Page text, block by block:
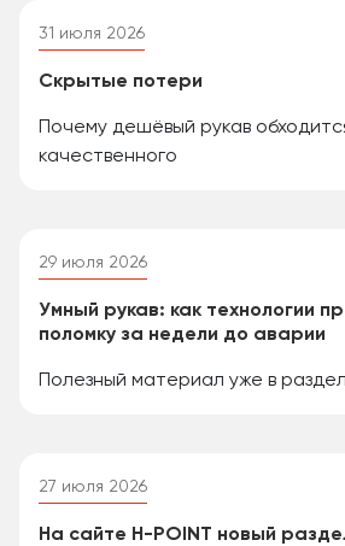
31 июля 2026
Скрытые потери
Почему дешёвый рукав
качественного
29 июля 2026
Умный рукав: как технологии
поломку за недели до аварии
Полезный материал уже в
27 июля 2026
На сайте H-POINT новый